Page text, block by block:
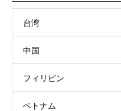
台湾
中国
フィリピン
ベトナム